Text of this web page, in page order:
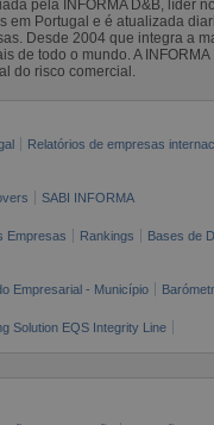
pela INFORMA D&B, líder
em Portugal e é atualizada
Desde 2004 que integra a
de todo o mundo. A
do risco comercial.
Relatórios de empresas
SABI INFORMA
Empresas Rankings Bases de
Empresarial - Município
Solution EQS Integrity Line